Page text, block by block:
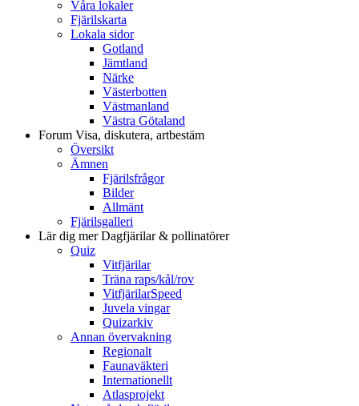
Våra lokaler
Fjärilskarta
Lokala sidor
Gotland
Jämtland
Närke
Västerbotten
Västmanland
Västra Götaland
Forum Visa, diskutera, artbestäm
Översikt
Ämnen
Fjärilsfrågor
Bilder
Allmänt
Fjärilsgalleri
Lär dig merDagfjärilar & pollinatörer
Quiz
Vitfjärilar
Träna raps/kål/rov
VitfjärilarSpeed
Juvela vingar
Quizarkiv
Annan övervakning
Regionalt
Faunaväkteri
Internationellt
Atlasprojekt